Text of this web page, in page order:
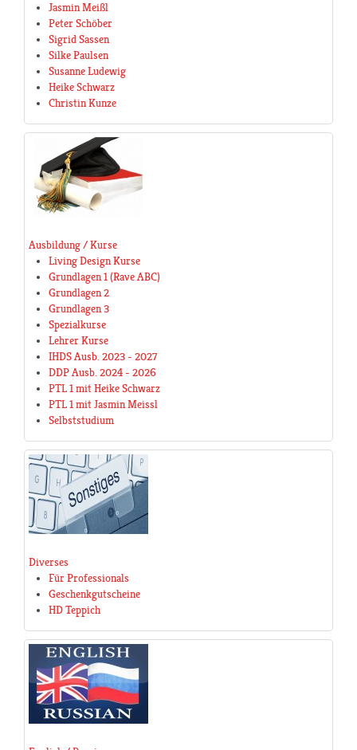
Jasmin Meißl
Peter Schöber
Sigrid Sassen
Silke Paulsen
Susanne Ludewig
Heike Schwarz
Christin Kunze
Ausbildung / Kurse
Living Design Kurse
Grundlagen 1 (Rave ABC)
Grundlagen 2
Grundlagen 3
Spezialkurse
Lehrer Kurse
IHDS Ausb. 2023 - 2027
DDP Ausb. 2024 - 2026
PTL 1 mit Heike Schwarz
PTL 1 mit Jasmin Meissl
Selbststudium
Diverses
Für Professionals
Geschenkgutscheine
HD Teppich